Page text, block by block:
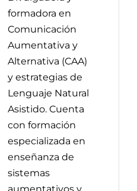
formadora en
Comunicación
Aumentativa y
Alternativa (CAA)
y estrategias de
Lenguaje Natural
Asistido. Cuenta
con formación
especializada en
enseñanza de
sistemas